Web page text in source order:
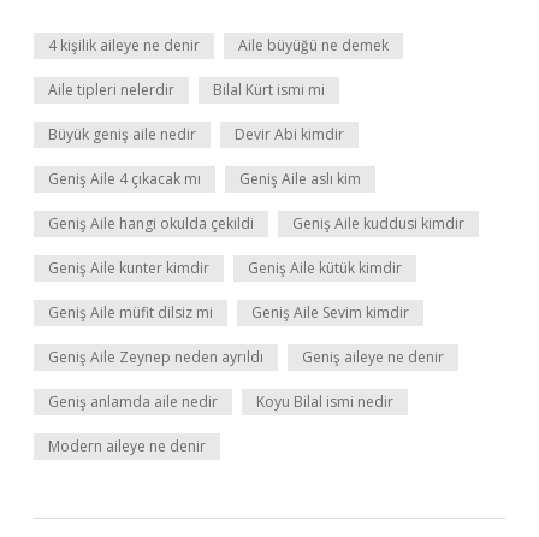
4 kişilik aileye ne denir Aile büyüğü ne demek
Aile tipleri nelerdir Bilal Kürt ismi mi
Büyük geniş aile nedir Devir Abi kimdir
Geniş Aile 4 çıkacak mı Geniş Aile aslı kim
Geniş Aile hangi okulda çekildi Geniş Aile kuddusi kimdir
Geniş Aile kunter kimdir Geniş Aile kütük kimdir
Geniş Aile müfit dilsiz mi Geniş Aile Sevim kimdir
Geniş Aile Zeynep neden ayrıldı Geniş aileye ne denir
Geniş anlamda aile nedir Koyu Bilal ismi nedir
Modern aileye ne denir